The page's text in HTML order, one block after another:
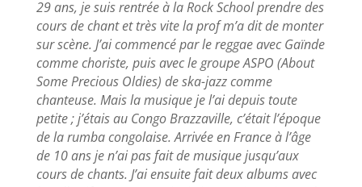
29 ans, je suis rentrée à la Rock School prendre des
cours de chant et très vite la prof m’a dit de monter
sur scène. J’ai commencé par le reggae avec Gaïnde
comme choriste, puis avec le groupe ASPO (About
Some Precious Oldies) de ska-jazz comme
chanteuse. Mais la musique je l’ai depuis toute
petite ; j’étais au Congo Brazzaville, c’était l’époque
de la rumba congolaise. Arrivée en France à l’âge
de 10 ans je n’ai pas fait de musique jusqu’aux
cours de chants. J’ai ensuite fait deux albums avec